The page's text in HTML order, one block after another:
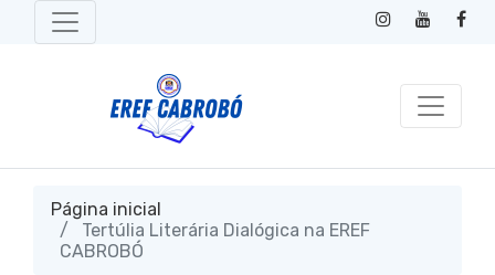
Página inicial
Tertúlia Literária Dialógica na EREF
CABROBÓ